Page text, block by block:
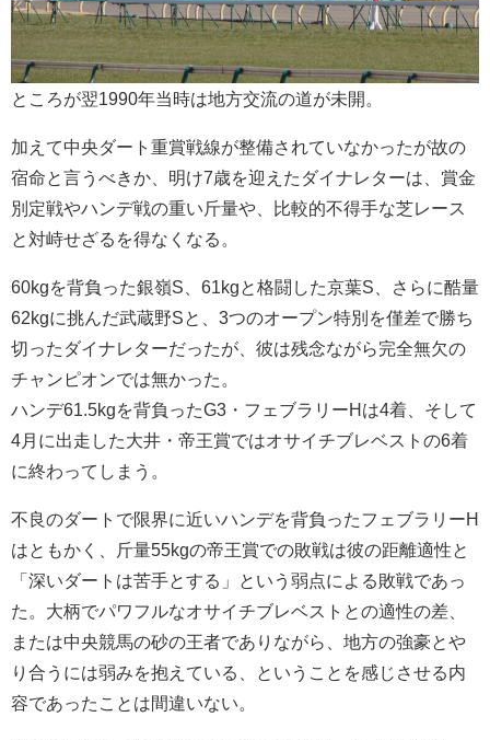
ところが翌1990年当時は地方交流の道が未開。
加えて中央ダート重賞戦線が整備されていなかったが故の
宿命と言うべきか、明け7歳を迎えたダイナレターは、賞金
別定戦やハンデ戦の重い斤量や、比較的不得手な芝レース
と対峙せざるを得なくなる。
60kgを背負った銀嶺S、61kgと格闘した京葉S、さらに酷量
62kgに挑んだ武蔵野Sと、3つのオープン特別を僅差で勝ち
切ったダイナレターだったが、彼は残念ながら完全無欠の
チャンピオンでは無かった。
ハンデ61.5kgを背負ったG3・フェブラリーHは4着、そして
4月に出走した大井・帝王賞ではオサイチブレベストの6着
に終わってしまう。
不良のダートで限界に近いハンデを背負ったフェブラリーH
はともかく、斤量55kgの帝王賞での敗戦は彼の距離適性と
「深いダートは苦手とする」という弱点による敗戦であっ
た。大柄でパワフルなオサイチブレベストとの適性の差、
または中央競馬の砂の王者でありながら、地方の強豪とや
り合うには弱みを抱えている、ということを感じさせる内
容であったことは間違いない。